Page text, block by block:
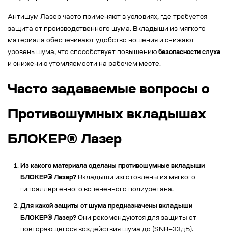
Антишум Лазер часто применяют в условиях, где требуется
защита от производственного шума. Вкладыши из мягкого
материала обеспечивают удобство ношения и снижают
уровень шума, что способствует повышению безопасности слуха
и снижению утомляемости на рабочем месте.
Часто задаваемые вопросы о
Противошумных вкладышах
БЛОКЕР® Лазер
Из какого материала сделаны противошумные вкладыши
БЛОКЕР® Лазер? Вкладыши изготовлены из мягкого
гипоаллергенного вспененного полиуретана.
Для какой защиты от шума предназначены вкладыши
БЛОКЕР® Лазер? Они рекомендуются для защиты от
повторяющегося воздействия шума до (SNR=33дБ).